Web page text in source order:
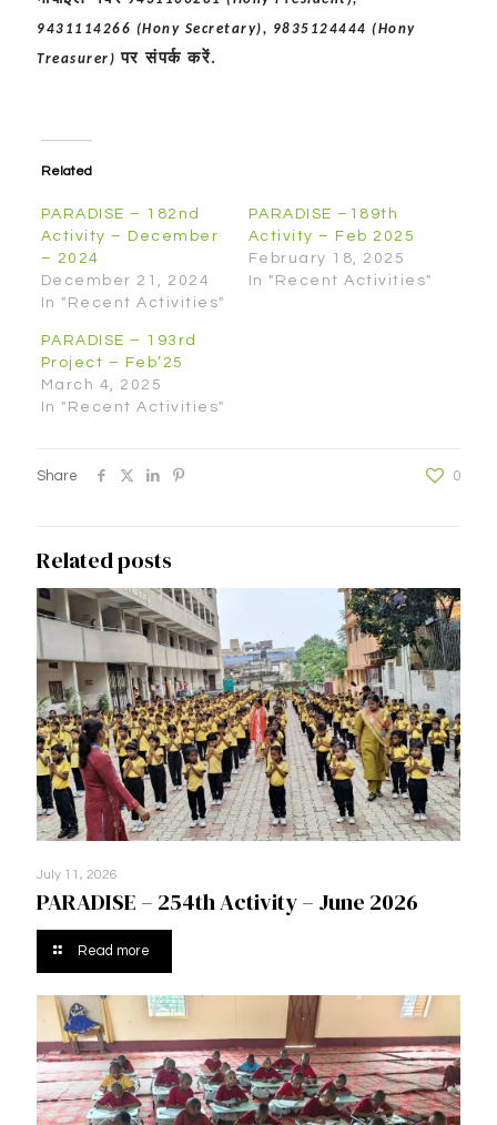
9431114266 (Hony Secretary), 9835124444 (Hony
Treasurer) पर संपर्क करें.
Related
PARADISE – 182nd
Activity – December
– 2024
December 21, 2024
In "Recent Activities"
PARADISE –189th
Activity – Feb 2025
February 18, 2025
In "Recent Activities"
PARADISE – 193rd
Project – Feb’25
March 4, 2025
In "Recent Activities"
Share 0
Related posts
July 11, 2026
PARADISE – 254th Activity – June 2026
Read more